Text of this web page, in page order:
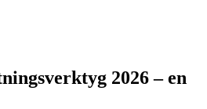
2026 – en